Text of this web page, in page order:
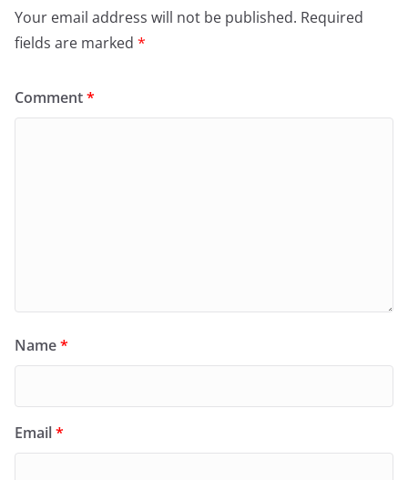
Your email address will not be published. Required
fields are marked *
Comment*
Name*
Email*